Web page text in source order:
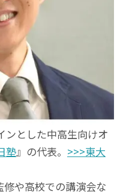
ンとした中高生向けオ
塾』の代表。 >>>東大
や高校での講演会な